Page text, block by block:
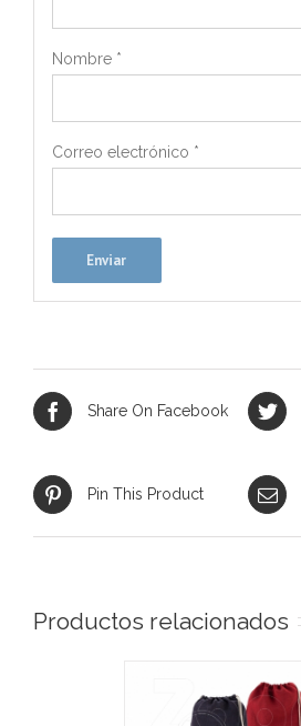
Nombre *
Correo electrónico *
Share On Facebook
Pin This Product
Productos relacionados